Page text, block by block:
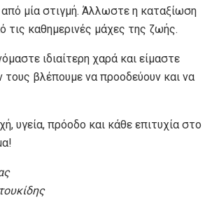
από μία στιγμή. Άλλωστε η καταξίωση
τις καθημερινές μάχες της ζωής.
ιδιαίτερη χαρά και είμαστε
τους βλέπουμε να προοδεύουν και να
υγεία, πρόοδο και κάθε επιτυχία στο